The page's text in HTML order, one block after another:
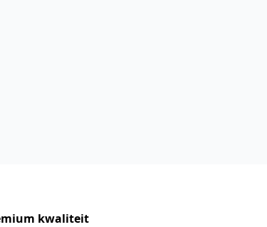
kwaliteit